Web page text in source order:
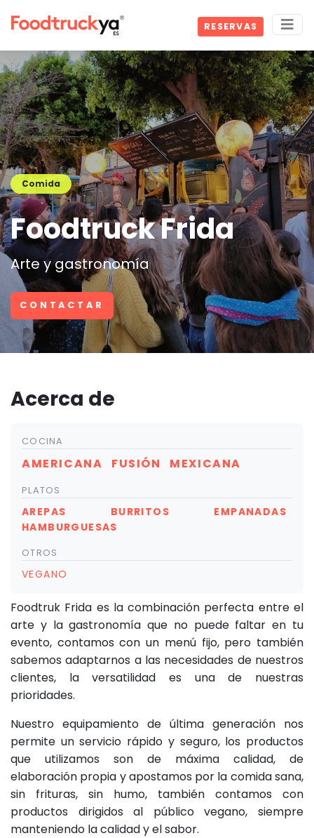
RESERVAS
Comida
Foodtruck Frida
Arte y gastronomía
CONTACTAR
Acerca de
COCINA
AMERICANA FUSIÓN MEXICANA
PLATOS
AREPAS BURRITOS
EMPANADAS
HAMBURGUESAS
OTROS
VEGANO
Foodtruk Frida es la combinación perfecta entre el
arte y la gastronomía que no puede faltar en tu
evento, contamos con un menú fijo, pero también
sabemos adaptarnos a las necesidades de nuestros
clientes, la versatilidad es una de nuestras
prioridades.
Nuestro equipamiento de última generación nos
permite un servicio rápido y seguro, los productos
que utilizamos son de máxima calidad, de
elaboración propia y apostamos por la comida sana,
sin frituras, sin humo, también contamos con
productos dirigidos al público vegano, siempre
manteniendo la calidad y el sabor.